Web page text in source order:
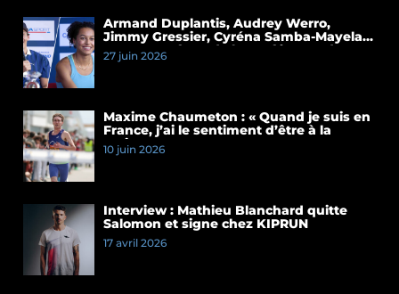
Armand Duplantis, Audrey Werro,
Jimmy Gressier, Cyréna Samba-Mayela…
Les temps forts de la conférence de
presse du Meeting de Paris 2026
27 juin 2026
Maxime Chaumeton : « Quand je suis en
France, j’ai le sentiment d’être à la
maison »
10 juin 2026
Interview : Mathieu Blanchard quitte
Salomon et signe chez KIPRUN
17 avril 2026